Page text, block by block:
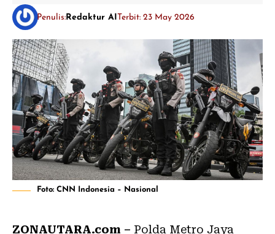
Penulis: Redaktur AITerbit: 23 May 2026
Foto: CNN Indonesia – Nasional
ZONAUTARA.com – Polda Metro Jaya